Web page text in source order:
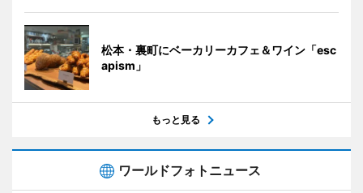
松本・裏町にベーカリーカフェ＆ワイン「esc
apism」
もっと見る
ワールドフォトニュース